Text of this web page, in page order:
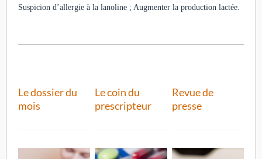
Suspicion d’allergie à la lanoline ; Augmenter la production lactée.
Le dossier du
mois
Le coin du
prescripteur
Revue de
presse